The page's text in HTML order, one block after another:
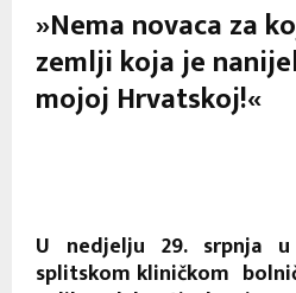
»Nema novaca za
zemlji koja je
mojoj Hrvatskoj!«
U nedjelju 29. srpnja
splitskom kliničkom